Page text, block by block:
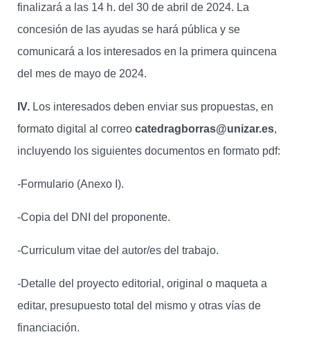
finalizará a las 14 h. del 30 de abril de 2024. La
concesión de las ayudas se hará pública y se
comunicará a los interesados en la primera quincena
del mes de mayo de 2024.
IV. Los interesados deben enviar sus propuestas, en
formato digital al correo catedragborras@unizar.es,
incluyendo los siguientes documentos en formato pdf:
-Formulario (Anexo I).
-Copia del DNI del proponente.
-Curriculum vitae del autor/es del trabajo.
-Detalle del proyecto editorial, original o maqueta a
editar, presupuesto total del mismo y otras vías de
financiación.